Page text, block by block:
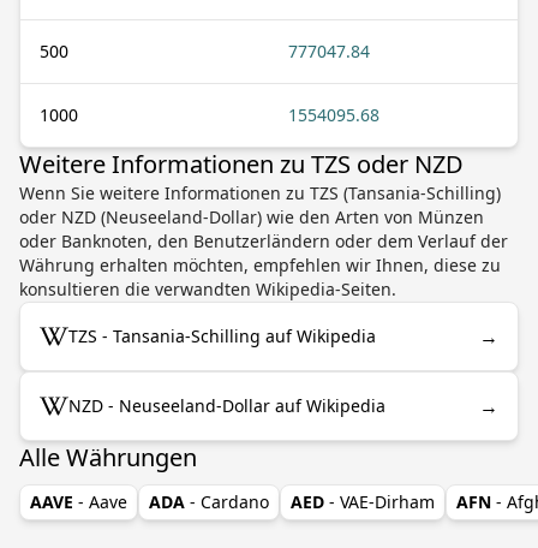
500 777047.84
1000 1554095.68
Weitere Informationen zu TZS oder NZD
Wenn Sie weitere Informationen zu TZS (Tansania-Schilling)
oder NZD (Neuseeland-Dollar) wie den Arten von Münzen
oder Banknoten, den Benutzerländern oder dem Verlauf der
Währung erhalten möchten, empfehlen wir Ihnen, diese zu
konsultieren die verwandten Wikipedia-Seiten.
TZS - Tansania-Schilling auf Wikipedia →
NZD - Neuseeland-Dollar auf Wikipedia →
Alle Währungen
AAVE - Aave ADA - Cardano AED - VAE-Dirham AFN -